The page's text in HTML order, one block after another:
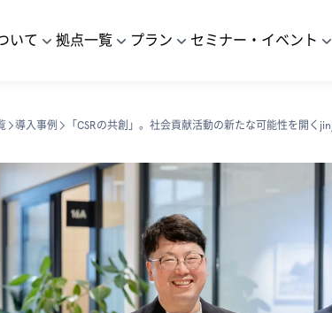
いて 拠点一覧 プラン セミナー・イベント
導入事例